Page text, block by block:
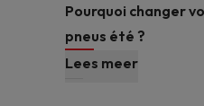
Pourquoi changer
pneus été ?
Lees meer